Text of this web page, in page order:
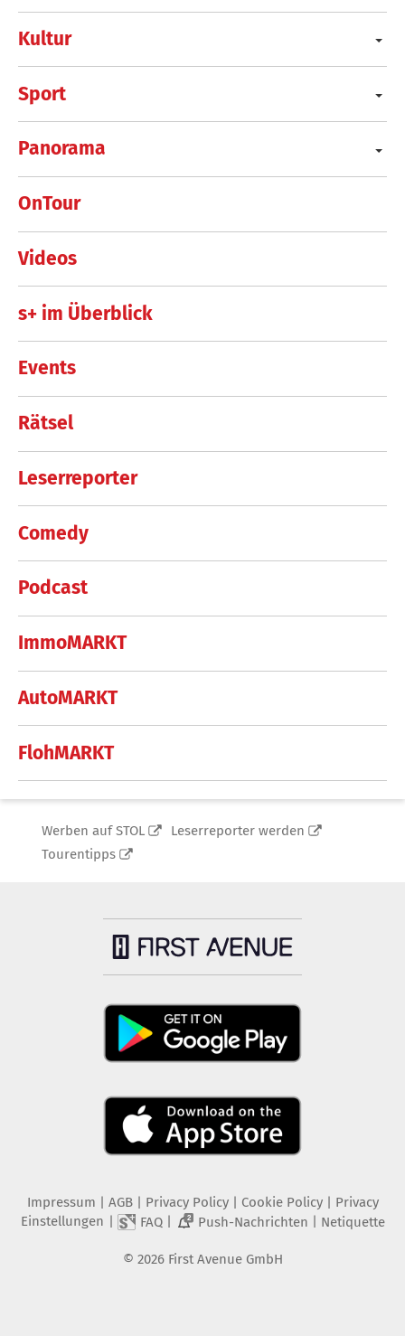
Kultur
Sport
Panorama
OnTour
Videos
s+ im Überblick
Events
Rätsel
Leserreporter
Comedy
Podcast
ImmoMARKT
AutoMARKT
FlohMARKT
Werben auf STOL
Leserreporter werden
Tourentipps
Impressum | AGB | Privacy Policy| Cookie Policy| Privacy
Einstellungen | FAQ| 2 Push-Nachrichten | Netiquette
© 2026 First Avenue GmbH